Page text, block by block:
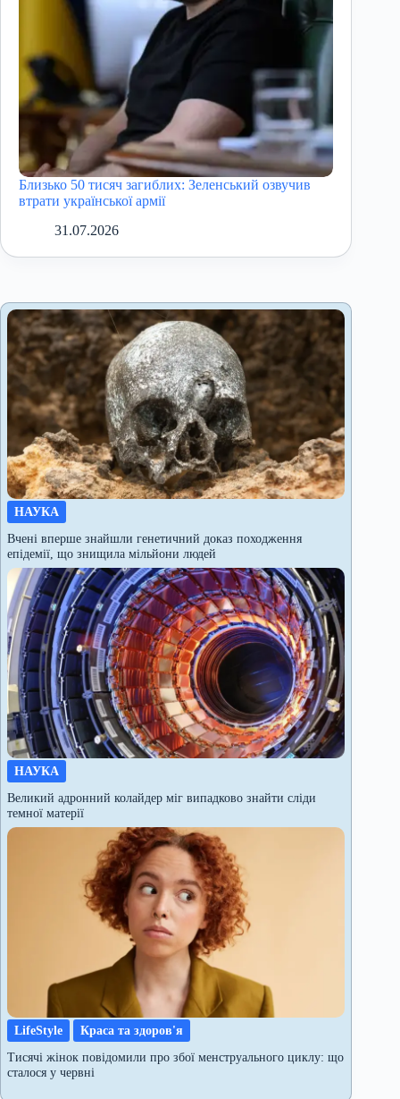
Близько 50 тисяч загиблих: Зеленський озвучив
втрати української армії
31.07.2026
НАУКА
Вчені вперше знайшли генетичний доказ походження
епідемії, що знищила мільйони людей
НАУКА
Великий адронний колайдер міг випадково знайти сліди
темної матерії
LifeStyle
Краса та здоров'я
Тисячі жінок повідомили про збої менструального циклу: що
сталося у червні